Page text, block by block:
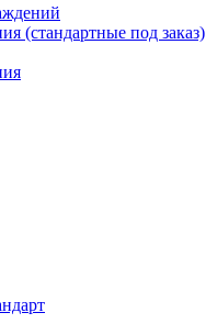
(стандартные под заказ)